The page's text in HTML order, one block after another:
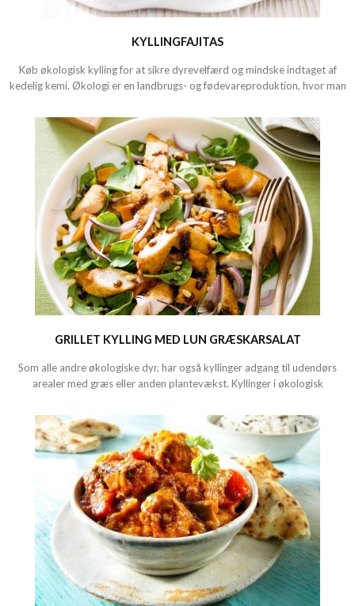
KYLLINGFAJITAS
Køb økologisk kylling for at sikre dyrevelfærd og mindske indtaget af
kedelig kemi. Økologi er en landbrugs- og fødevareproduktion, hvor man
GRILLET KYLLING MED LUN GRÆSKARSALAT
Som alle andre økologiske dyr, har også kyllinger adgang til udendørs
arealer med græs eller anden plantevækst. Kyllinger i økologisk